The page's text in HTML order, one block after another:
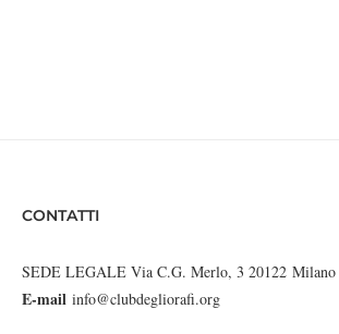
CONTATTI
SEDE LEGALE Via C.G. Merlo, 3 20122 Milano
E-mail info@clubdegliorafi.org